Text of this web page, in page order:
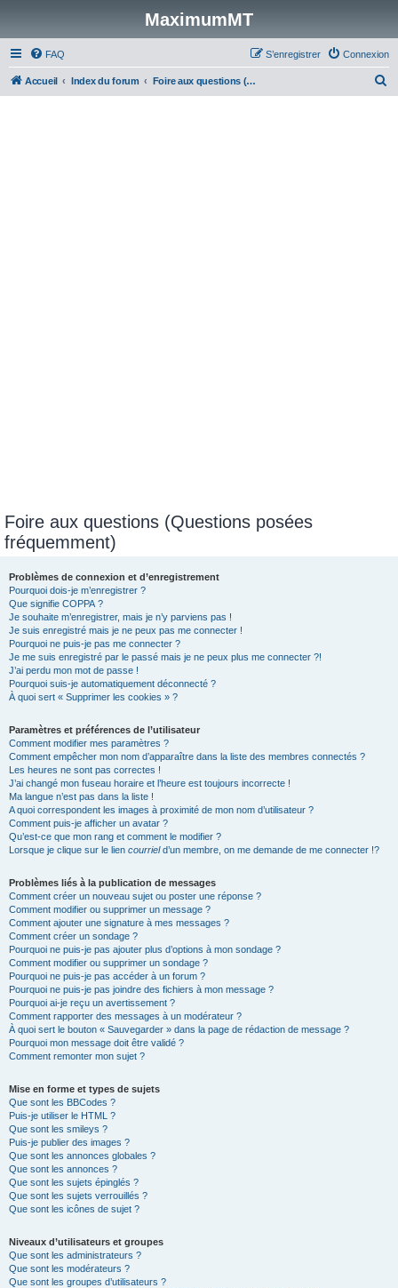
MaximumMT
FAQ Connexion
S’enregistrer
Accueil Index du forum Foire aux questions (Questions posées fréquemment)
Foire aux questions (Questions posées
fréquemment)
Problèmes de connexion et d’enregistrement
Pourquoi dois-je m’enregistrer ?
Que signifie COPPA ?
Je souhaite m’enregistrer, mais je n’y parviens pas !
Je suis enregistré mais je ne peux pas me connecter !
Pourquoi ne puis-je pas me connecter ?
Je me suis enregistré par le passé mais je ne peux plus me connecter ?!
J’ai perdu mon mot de passe !
Pourquoi suis-je automatiquement déconnecté ?
À quoi sert « Supprimer les cookies » ?
Paramètres et préférences de l’utilisateur
Comment modifier mes paramètres ?
Comment empêcher mon nom d’apparaître dans la liste des membres connectés ?
Les heures ne sont pas correctes !
J’ai changé mon fuseau horaire et l’heure est toujours incorrecte !
Ma langue n’est pas dans la liste !
A quoi correspondent les images à proximité de mon nom d’utilisateur ?
Comment puis-je afficher un avatar ?
Qu’est-ce que mon rang et comment le modifier ?
Lorsque je clique sur le lien courrield’un membre, on me demande de me connecter !?
Problèmes liés à la publication de messages
Comment créer un nouveau sujet ou poster une réponse ?
Comment modifier ou supprimer un message ?
Comment ajouter une signature à mes messages ?
Comment créer un sondage ?
Pourquoi ne puis-je pas ajouter plus d’options à mon sondage ?
Comment modifier ou supprimer un sondage ?
Pourquoi ne puis-je pas accéder à un forum ?
Pourquoi ne puis-je pas joindre des fichiers à mon message ?
Pourquoi ai-je reçu un avertissement ?
Comment rapporter des messages à un modérateur ?
À quoi sert le bouton « Sauvegarder » dans la page de rédaction de message ?
Pourquoi mon message doit être validé ?
Comment remonter mon sujet ?
Mise en forme et types de sujets
Que sont les BBCodes ?
Puis-je utiliser le HTML ?
Que sont les smileys ?
Puis-je publier des images ?
Que sont les annonces globales ?
Que sont les annonces ?
Que sont les sujets épinglés ?
Que sont les sujets verrouillés ?
Que sont les icônes de sujet ?
Niveaux d’utilisateurs et groupes
Que sont les administrateurs ?
Que sont les modérateurs ?
Que sont les groupes d’utilisateurs ?